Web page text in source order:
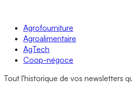
Agrofourniture
Agroalimentaire
AgTech
Coop-négoce
Tout l'historique de vos newsletters